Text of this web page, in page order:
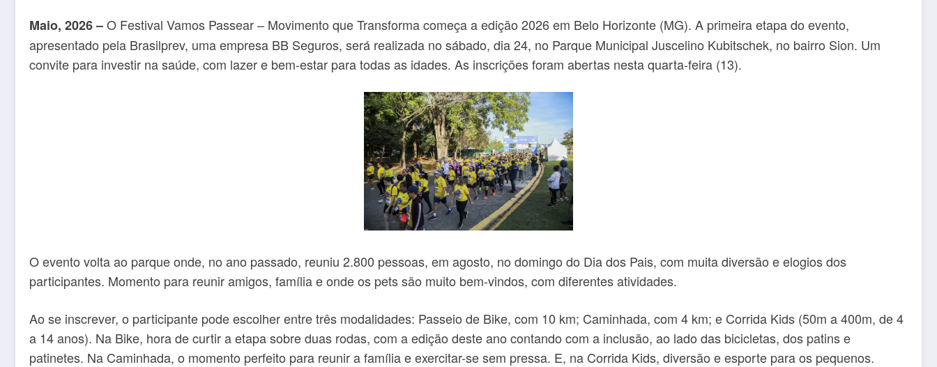
Maio, 2026 –O Festival Vamos Passear – Movimento que Transforma começa a edição 2026 em Belo Horizonte (MG). A primeira etapa do evento,
apresentado pela Brasilprev, uma empresa BB Seguros, será realizada no sábado, dia 24, no Parque Municipal Juscelino Kubitschek, no bairro Sion. Um
convite para investir na saúde, com lazer e bem-estar para todas as idades. As inscrições foram abertas nesta quarta-feira (13).
O evento volta ao parque onde, no ano passado, reuniu 2.800 pessoas, em agosto, no domingo do Dia dos Pais, com muita diversão e elogios dos
participantes. Momento para reunir amigos, família e onde os pets são muito bem-vindos, com diferentes atividades.
Ao se inscrever, o participante pode escolher entre três modalidades: Passeio de Bike, com 10 km; Caminhada, com 4 km; e Corrida Kids (50m a 400m, de 4
a 14 anos). Na Bike, hora de curtir a etapa sobre duas rodas, com a edição deste ano contando com a inclusão, ao lado das bicicletas, dos patins e
patinetes. Na Caminhada, o momento perfeito para reunir a família e exercitar-se sem pressa. E, na Corrida Kids, diversão e esporte para os pequenos.